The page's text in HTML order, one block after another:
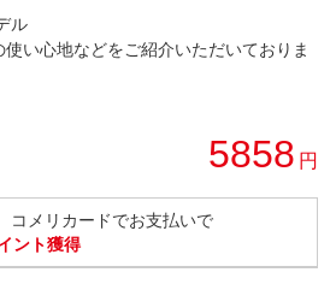
ル
い心地などをご紹介いただいておりま
5858 円
コメリカードでお支払いで
ント獲得